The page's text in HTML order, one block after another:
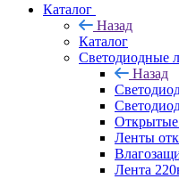
Каталог
Назад
Каталог
Светодиодные
Назад
Открытые
Ленты
Лента